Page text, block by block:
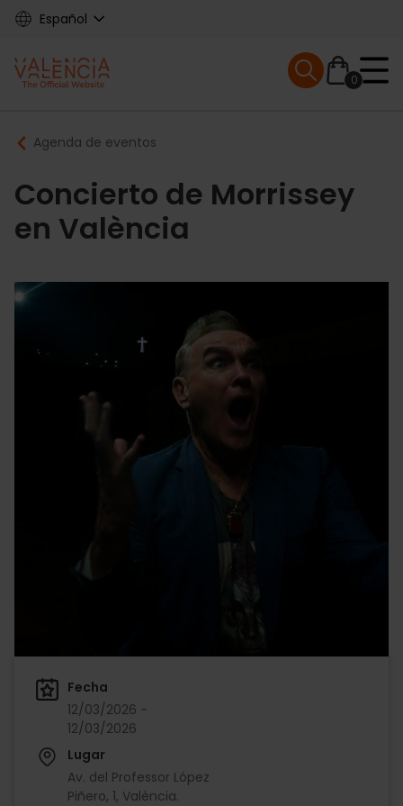
Skip
content
Español
Main
navigation
0
Mobile menu
Breadcrumb
Agenda de eventos
Concierto de Morrissey
en València
Fecha
12/03/2026 -
12/03/2026
Lugar
Av. del Professor López
Piñero, 1, València.